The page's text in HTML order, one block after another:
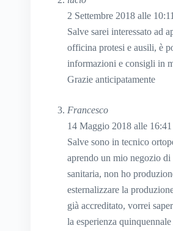
2 Settembre 2018 alle 10:11
Salve sarei interessato ad
officina protesi e ausili, è
informazioni e consigli in
Grazie anticipatamente
Francesco
14 Maggio 2018 alle 16:41
Salve sono in tecnico
aprendo un mio negozio di
sanitaria, non ho
esternalizzare la
già accreditato, vorrei
la esperienza quinquennale